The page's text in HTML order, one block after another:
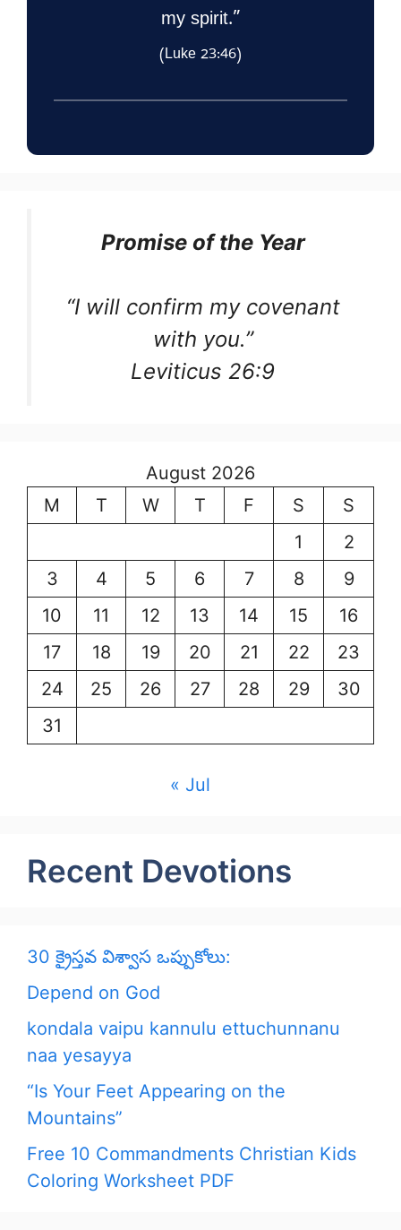
my spirit.”
(Luke 23:46)
Promise of the Year
“I will confirm my covenant
with you.”
Leviticus 26:9
August 2026
M
T W T F S
S
1
2
3
4 5 6 7 8
9
10
11 12 13 14 15
16
17
18 19 20 21 22
23
24
25 26 27 28 29
30
31
« Jul
Recent Devotions
30 క్రైస్తవ విశ్వాస ఒప్పుకోలు:
Depend on God
kondala vaipu kannulu ettuchunnanu
naa yesayya
“Is Your Feet Appearing on the
Mountains”
Free 10 Commandments Christian Kids
Coloring Worksheet PDF